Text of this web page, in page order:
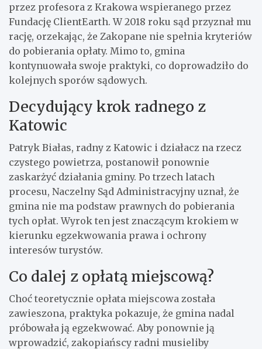
przez profesora z Krakowa wspieranego przez
Fundację ClientEarth. W 2018 roku sąd przyznał mu
rację, orzekając, że Zakopane nie spełnia kryteriów
do pobierania opłaty. Mimo to, gmina
kontynuowała swoje praktyki, co doprowadziło do
kolejnych sporów sądowych.
Decydujący krok radnego z
Katowic
Patryk Białas, radny z Katowic i działacz na rzecz
czystego powietrza, postanowił ponownie
zaskarżyć działania gminy. Po trzech latach
procesu, Naczelny Sąd Administracyjny uznał, że
gmina nie ma podstaw prawnych do pobierania
tych opłat. Wyrok ten jest znaczącym krokiem w
kierunku egzekwowania prawa i ochrony
interesów turystów.
Co dalej z opłatą miejscową?
Choć teoretycznie opłata miejscowa została
zawieszona, praktyka pokazuje, że gmina nadal
próbowała ją egzekwować. Aby ponownie ją
wprowadzić, zakopiańscy radni musieliby